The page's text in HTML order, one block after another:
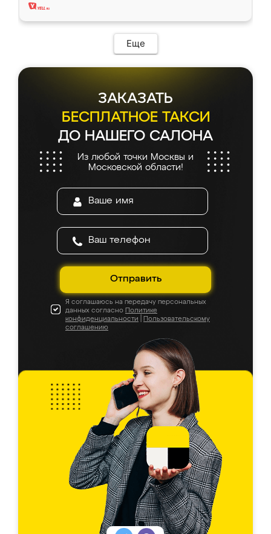
Еще
ЗАКАЗАТЬ
БЕСПЛАТНОЕ ТАКСИ
ДО НАШЕГО САЛОНА
Из любой точки Москвы и
Московской области!
Отправить
Я соглашаюсь на передачу персональных
данных согласно Политике
конфиденциальности
Пользовательскому
соглашению